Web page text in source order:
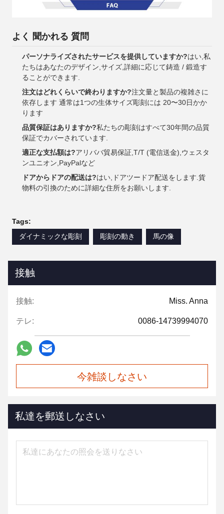
よく 聞かれる 質問
パーソナライズされたサービスを提供していますか?はい,私
たちはあなたのデザイン,サイズ,詳細に応じて鋳造 / 鍛造す
ることができます.
注文はどれくらいで終わりますか?注文量と製品の複雑さに
依存します 通常は1つの生体サイズ彫刻には 20〜30日かか
ります
品質保証はありますか?私たちの彫刻はすべて30年間の品質
保証でカバーされています.
適正な支払額は?アリババ貿易保証,T/T (電信送金),ウェスタ
ンユニオン,PayPalなど
ドアからドアの配送は?はい,ドアツードア配送をします.貨
物料の引換のために詳細な住所をお願いします.
Tags:
ダイナミックな彫刻
彫刻の動き 馬の像
接触
接触: Miss. Anna
テレ: 0086-14739994070
今雑談しなさい
私達を郵送しなさい